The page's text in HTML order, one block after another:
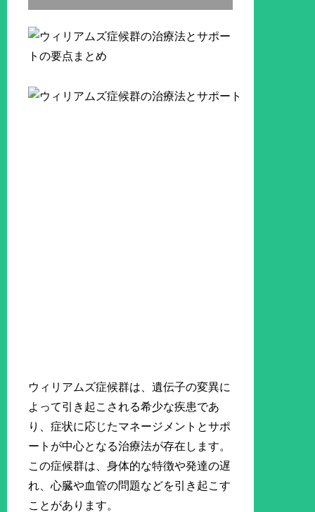
ウィリアムズ症候群は、遺伝子の変異に
よって引き起こされる希少な疾患であ
り、症状に応じたマネージメントとサポ
ートが中心となる治療法が存在します。
この症候群は、身体的な特徴や発達の遅
れ、心臓や血管の問題などを引き起こす
ことがあります。